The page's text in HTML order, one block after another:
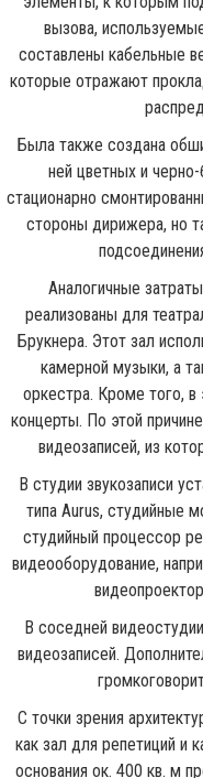
вызова,
составлены кабельные
которые отражают
Была также создана
ней цветных и
стационарно
стороны дирижера, но
Аналогичные
реализованы для
Брукнера. Этот зал
камерной музыки, а
оркестра. Кроме того, в
концерты. По этой
видеозаписей, из
В студии звукозаписи
типа Aurus, студийные
студийный процессор
видеооборудование,
В соседней
видеозаписей.
С точки зрения
как зал для репетиций и
основания ок. 400 кв. м